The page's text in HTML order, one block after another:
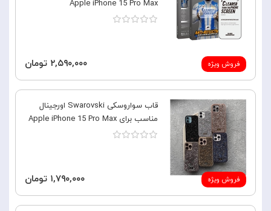
فروش ویژه
Apple iPhone 15 Pro Max
۲,۵۹۰,۰۰۰ تومان
فروش ویژه
قاب سواروسکی Swarovski اورجینال
مناسب برای Apple iPhone 15 Pro Max
۱,۷۹۰,۰۰۰ تومان